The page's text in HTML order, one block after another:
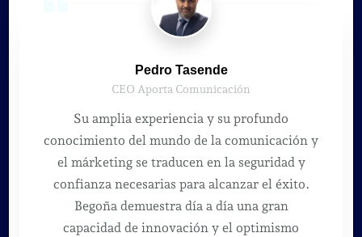
Pedro Tasende
CEO Aporta Comunicación
Su amplia experiencia y su profundo
conocimiento del mundo de la comunicación y
el márketing se traducen en la seguridad y
confianza necesarias para alcanzar el éxito.
Begoña demuestra día a día una gran
capacidad de innovación y el optimismo